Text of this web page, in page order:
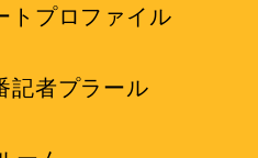
トプロファイル
記者プラール